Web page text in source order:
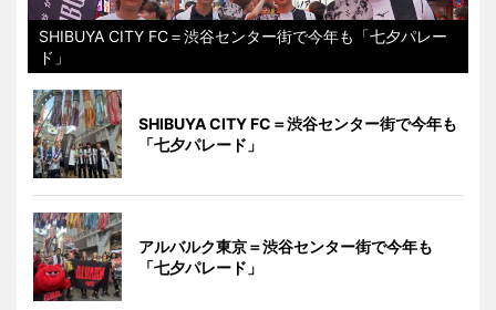
SHIBUYA CITY FC＝渋谷センター街で今年も「七夕パレー
ド」
SHIBUYA CITY FC＝渋谷センター街で今年も
「七夕パレード」
アルバルク東京＝渋谷センター街で今年も
「七夕パレード」